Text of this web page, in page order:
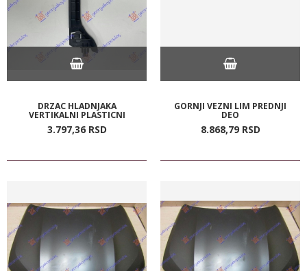
DRZAC HLADNJAKA
VERTIKALNI PLASTICNI
3.797,36 RSD
GORNJI VEZNI LIM PREDNJI
DEO
8.868,79 RSD